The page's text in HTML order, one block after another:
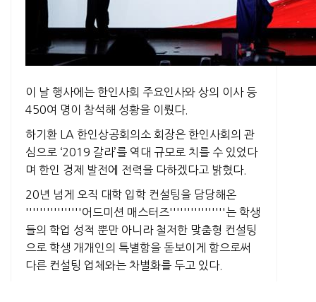
이 날 행사에는 한인사회 주요인사와 상의 이사 등
450여 명이 참석해 성황을 이뤘다.
하기환 LA 한인상공회의소 회장은 한인사회의 관
심으로 ‘2019 갈라’를 역대 규모로 치를 수 있었다
며 한인 경제 발전에 전력을 다하겠다고 밝혔다.
20년 넘게 오직 대학 입학 컨설팅을 담당해온
''''''''''''''''어드미션 매스터즈''''''''''''''''는 학생
들의 학업 성적 뿐만 아니라 철저한 맞춤형 컨설팅
으로 학생 개개인의 특별함을 돋보이게 함으로써
다른 컨설팅 업체와는 차별화를 두고 있다.